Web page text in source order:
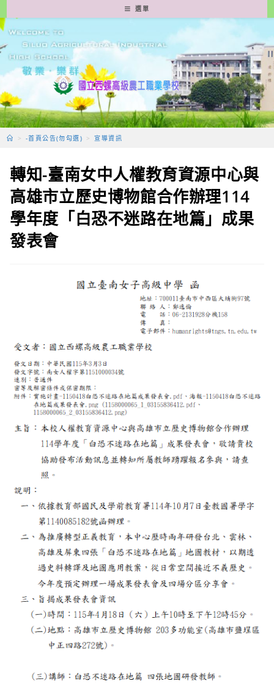
轉
至
要
容
選單
> -首頁公告(勿勾選) > 宣導資訊
轉知-臺南女中人權教育資源中心與
高雄市立歷史博物館合作辦理114
學年度「白恐不迷路在地篇」成果
發表會